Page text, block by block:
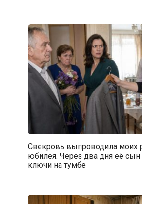
Свекровь выпроводила моих
юбилея. Через два дня её сын
ключи на тумбе